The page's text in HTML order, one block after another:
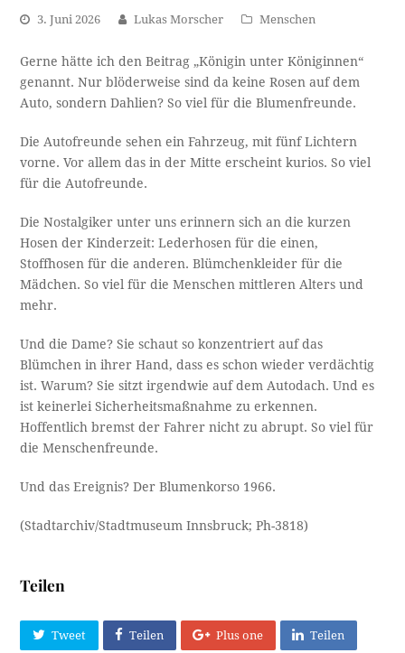
3. Juni 2026 Lukas Morscher Menschen
Gerne hätte ich den Beitrag „Königin unter Königinnen“
genannt. Nur blöderweise sind da keine Rosen auf dem
Auto, sondern Dahlien? So viel für die Blumenfreunde.
Die Autofreunde sehen ein Fahrzeug, mit fünf Lichtern
vorne. Vor allem das in der Mitte erscheint kurios. So viel
für die Autofreunde.
Die Nostalgiker unter uns erinnern sich an die kurzen
Hosen der Kinderzeit: Lederhosen für die einen,
Stoffhosen für die anderen. Blümchenkleider für die
Mädchen. So viel für die Menschen mittleren Alters und
mehr.
Und die Dame? Sie schaut so konzentriert auf das
Blümchen in ihrer Hand, dass es schon wieder verdächtig
ist. Warum? Sie sitzt irgendwie auf dem Autodach. Und es
ist keinerlei Sicherheitsmaßnahme zu erkennen.
Hoffentlich bremst der Fahrer nicht zu abrupt. So viel für
die Menschenfreunde.
Und das Ereignis? Der Blumenkorso 1966.
(Stadtarchiv/Stadtmuseum Innsbruck; Ph-3818)
Teilen
Tweet Teilen Plus one Teilen